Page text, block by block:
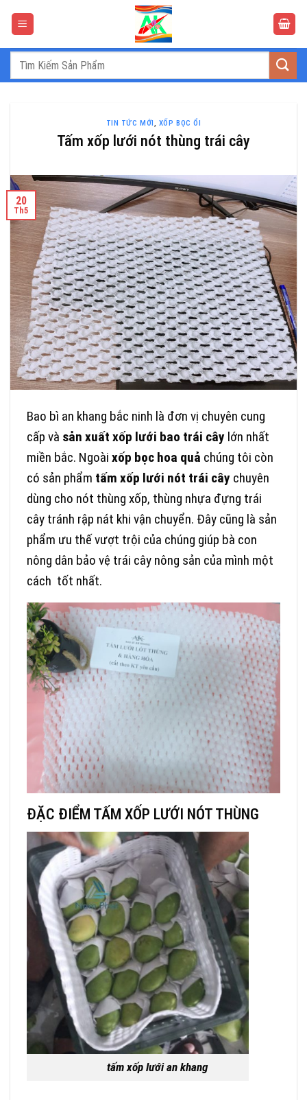
Tìm
TIN TỨC MỚI , XỐP BỌC ỔI
Tấm xốp lưới nót thùng trái cây
20
Th5
Bao bì an khang bắc ninh là đơn vị chuyên cung
cấp và sản xuất xốp lưới bao trái cây lớn nhất
miền bắc. Ngoài xốp bọc hoa quả chúng tôi còn
có sản phẩm tấm xốp lưới nót trái cây chuyên
dùng cho nót thùng xốp, thùng nhựa đựng trái
cây tránh rập nát khi vận chuyển. Đây cũng là sản
phẩm ưu thế vượt trội của chúng giúp bà con
nông dân bảo vệ trái cây nông sản của mình một
cách tốt nhất.
ĐẶC ĐIỂM TẤM XỐP LƯỚI NÓT THÙNG
tấm xốp lưới an khang